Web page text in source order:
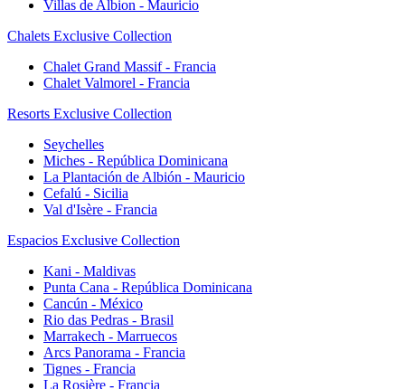
Villas de Albion - Mauricio
Chalets Exclusive Collection
Chalet Grand Massif - Francia
Chalet Valmorel - Francia
Resorts Exclusive Collection
Seychelles
Miches - República Dominicana
La Plantación de Albión - Mauricio
Cefalú - Sicilia
Val d'Isère - Francia
Espacios Exclusive Collection
Kani - Maldivas
Punta Cana - República Dominicana
Cancún - México
Rio das Pedras - Brasil
Marrakech - Marruecos
Arcs Panorama - Francia
Tignes - Francia
La Rosière - Francia